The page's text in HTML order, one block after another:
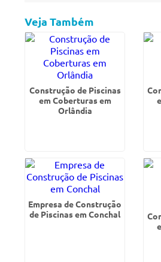
Veja Também
Construção de Piscinas
em Coberturas em
Orlândia
Empresa de Construção
de Piscinas em Conchal